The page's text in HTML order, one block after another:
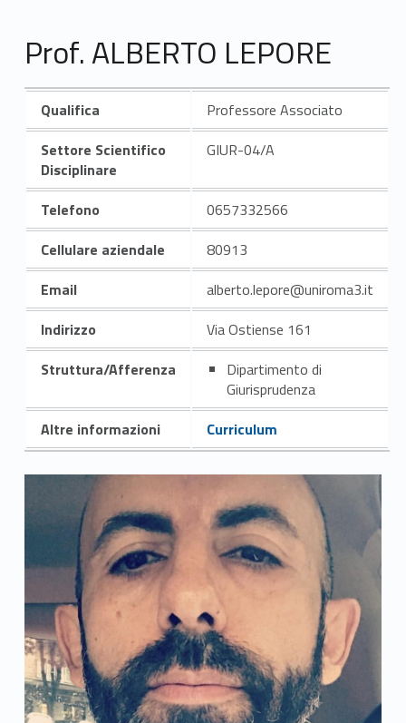
Prof. ALBERTO LEPORE
Qualifica
Professore Associato
Settore Scientifico
Disciplinare
GIUR-04/A
Telefono
0657332566
Cellulare aziendale
80913
Email
alberto.lepore@uniroma3.it
Indirizzo
Via Ostiense 161
Struttura/Afferenza
Dipartimento di
Giurisprudenza
Altre informazioni
Curriculum